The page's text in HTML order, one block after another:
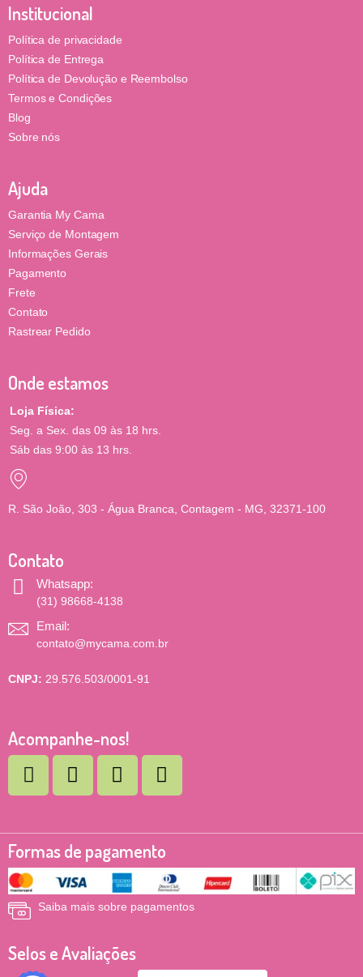
Institucional
Política de privacidade
Política de Entrega
Política de Devolução e Reembolso
Termos e Condições
Blog
Sobre nós
Ajuda
Garantia My Cama
Serviço de Montagem
Informações Gerais
Pagamento
Frete
Contato
Rastrear Pedido
Onde estamos
Loja Física:
Seg. a Sex. das 09 às 18 hrs.
Sáb das 9:00 às 13 hrs.
R. São João, 303 - Água Branca, Contagem - MG, 32371-100
Contato
Whatsapp:
(31) 98668-4138
Email:
contato@mycama.com.br
CNPJ: 29.576.503/0001-91
Acompanhe-nos!
Formas de pagamento
Saiba mais sobre pagamentos
Selos e Avaliações